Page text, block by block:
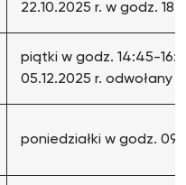
22.10.2025 r. w godz.
piątki w godz. 14:45-
05.12.2025 r. odwołany
poniedziałki w godz.